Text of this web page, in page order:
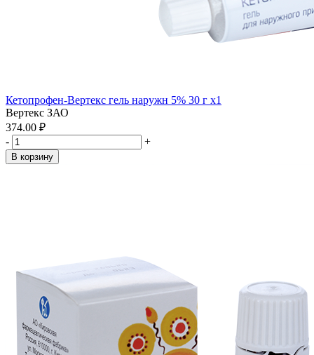
Кетопрофен-Вертекс гель наружн 5% 30 г x1
Вертекс ЗАО
374.00 ₽
-
+
В корзину